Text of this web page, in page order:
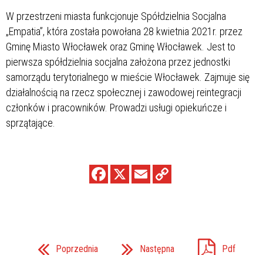
W przestrzeni miasta funkcjonuje Spółdzielnia Socjalna
„Empatia”, która została powołana 28 kwietnia 2021r. przez
Gminę Miasto Włocławek oraz Gminę Włocławek. Jest to
pierwsza spółdzielnia socjalna założona przez jednostki
samorządu terytorialnego w mieście Włocławek. Zajmuje się
działalnością na rzecz społecznej i zawodowej reintegracji
członków i pracowników. Prowadzi usługi opiekuńcze i
sprzątające.
Poprzednia Następna Pdf